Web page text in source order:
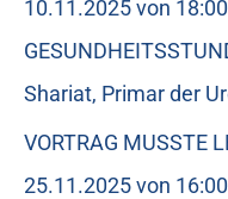
10.11.2025 von
Shariat, Primar der
VORTRAG MUSSTE
25.11.2025 von